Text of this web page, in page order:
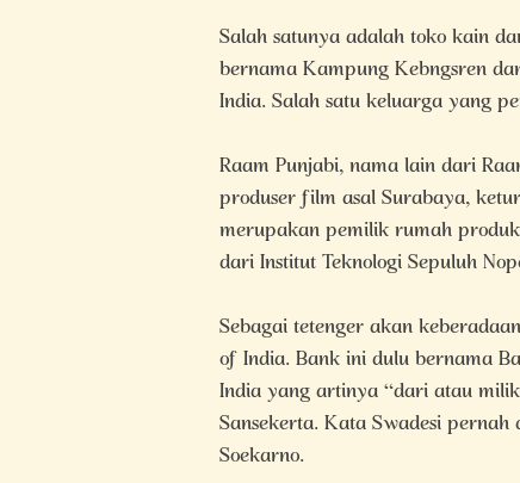
Salah satunya adalah toko kain
bernama Kampung Kebngsren
India. Salah satu keluarga yang
Raam Punjabi, nama lain dari
produser film asal Surabaya,
merupakan pemilik rumah
dari Institut Teknologi Sepuluh
Sebagai tetenger akan
of India. Bank ini dulu bernama
India yang artinya “dari atau
Sansekerta. Kata Swadesi
Soekarno.